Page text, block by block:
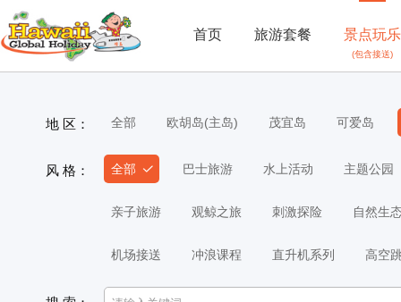
首页 旅游套餐 景点玩乐
(包含接送)
地 区： 全部 欧胡岛(主岛) 茂宜岛 可爱岛
风 格： 全部 巴士旅游 水上活动 主题公园
亲子旅游 观鲸之旅 刺激探险 自然生
机场接送 冲浪课程 直升机系列 高空